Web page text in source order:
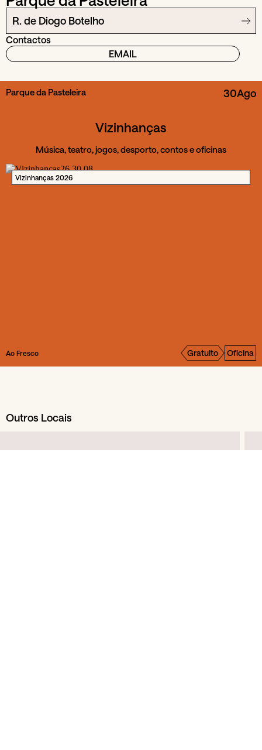
R. de Diogo Botelho
Contactos
EMAIL
Parque da Pasteleira 30Ago
Vizinhanças
Música, teatro, jogos, desporto, contos e oficinas
Vizinhanças 2026
Ao Fresco Gratuito Oficina
Outros Locais